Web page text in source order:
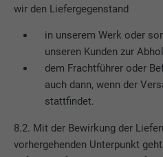
wir den Liefergegenstand
in unserem Werk oder
unseren Kunden zur
dem Frachtführer oder
auch dann, wenn der
stattfindet.
8.2. Mit der Bewirkung der
vorhergehenden Unterpunkt